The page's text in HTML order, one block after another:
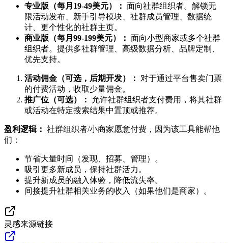
专业版（每月19-49美元）： 面向社群组织者。解锁无
限活动发布、新手引导模块、社群成员管理、数据统
计、更个性化的社群主页。
商业版（每月99-199美元）： 面向小型商家或多个社群
组织者。提供多社群管理、高级数据分析、品牌定制、
优先支持。
活动佣金（可选，后期开发）：
对于通过平台售卖门票
的付费活动，收取少量佣金。
推广位（可选）：
允许社群组织者支付费用，将其社群
或活动在特定搜索结果中置顶或推荐。
盈利逻辑： 社群组织者/小商家愿意付费，因为该工具能帮他
们：
节省大量时间（发现、招募、管理）。
吸引更多新成员，保持社群活力。
提升新成员的融入体验，降低流失率。
间接提升社群相关业务的收入（如果他们是商家）。
灵感来源链接